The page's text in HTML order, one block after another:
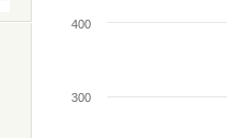
300
400